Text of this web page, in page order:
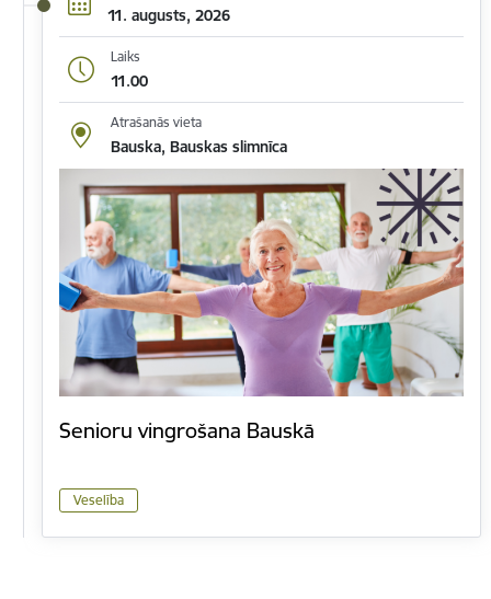
11. augusts, 2026
Laiks
11.00
Atrašanās vieta
Bauska, Bauskas slimnīca
Senioru vingrošana Bauskā
Veselība